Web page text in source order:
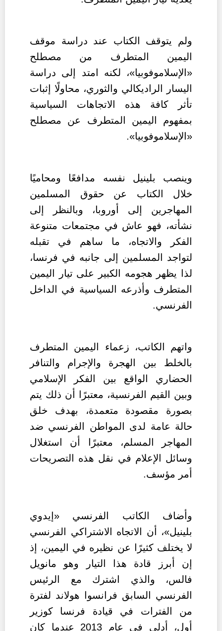
ولم يتوقف الكتاب عند دراسة موقف
اليمين المتطرف من مصطلح
«الإسلاموفوبيا»، لكنه امتد إلى دراسة
اليسار الراديكالي والثوري، محاولًا إثبات
تأثر كافة هذه الاتجاهات السياسية
بمفهوم اليمين المتطرف عن مصطلح
«الإسلاموفوبيا».
وينصب بلينيل نفسه مدافعًا ومحاميًا
خلال الكتاب عن حقوق المسلمين
المهاجرين إلى أوروبا، وبالنظر إلى
نشأته، فهو عاش في مجتمعات متنوعة
الفكر والاتجاه، ما ساهم في تقبله
لتواجد المسلمين إلى جانبه في فرنسا،
لذا يظهر هجومه الكبير على تيار اليمين
المتطرف وأذرعه السياسية في الداخل
الفرنسي.
واتهم الكاتب، زعماء اليمين المتطرف
بالخلط بين الهجرة والإجرام والتنافر
الحضاري الواقع بين الفكر الإسلامي
وبين القيم الفرنسية، معتبرًا أن ذلك يتم
بصورة مقصودة متعمدة، بهدف خلق
حالة عامة لدى المواطن الفرنسي ضد
المهاجر المسلم، معتبرًا أن استغلال
وسائل الإعلام في نقل هذه التصريحات
أمر مؤسف.
وأضاف الكاتب
الفرنسي «إيدوي
بلينيل»، أن الاتجاه الاشتراكي الفرنسي
لا يختلف كثيرًا عن نظيره في اليمين، إذ
إن أبرز قادة هذا التيار وهو مانويل
فالس، والذي اشترك مع الرئيس
الفرنسي السابق فرانسوا هولاند لفترة
من الفترات في قيادة فرنسا كوزير
أول، أدلى في عام 2013 عندما كان